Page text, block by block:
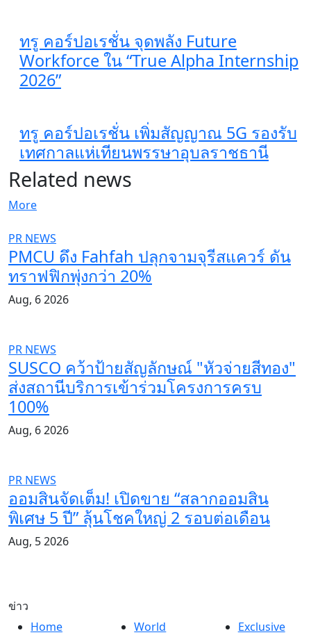
ทรู คอร์ปอเรชั่น จุดพลัง Future
Workforce ใน “True Alpha Internship
2026”
ทรู คอร์ปอเรชั่น เพิ่มสัญญาณ 5G รองรับ
เทศกาลแห่เทียนพรรษาอุบลราชธานี
Related news
More
PR NEWS
PMCU ดึง Fahfah ปลุกจามจุรีสแควร์ ดัน
ทราฟฟิกพุ่งกว่า 20%
Aug, 6 2026
PR NEWS
SUSCO คว้าป้ายสัญลักษณ์ "หัวจ่ายสีทอง"
ส่งสถานีบริการเข้าร่วมโครงการครบ
100%
Aug, 6 2026
PR NEWS
ออมสินจัดเต็ม! เปิดขาย “สลากออมสิน
พิเศษ 5 ปี” ลุ้นโชคใหญ่ 2 รอบต่อเดือน
Aug, 5 2026
ข่าว
Home
World Exclusive